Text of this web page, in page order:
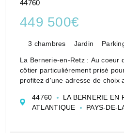
44760
449 500€
3 chambres Jardin
La Bernerie-en-Retz : Au coeur
côtier particulièrement prisé
profitez d'une adresse de choix
C'est au sein de ce cadre de vie
44760 LA BERNERIE EN
ATLANTIQUE
PAYS-DE-